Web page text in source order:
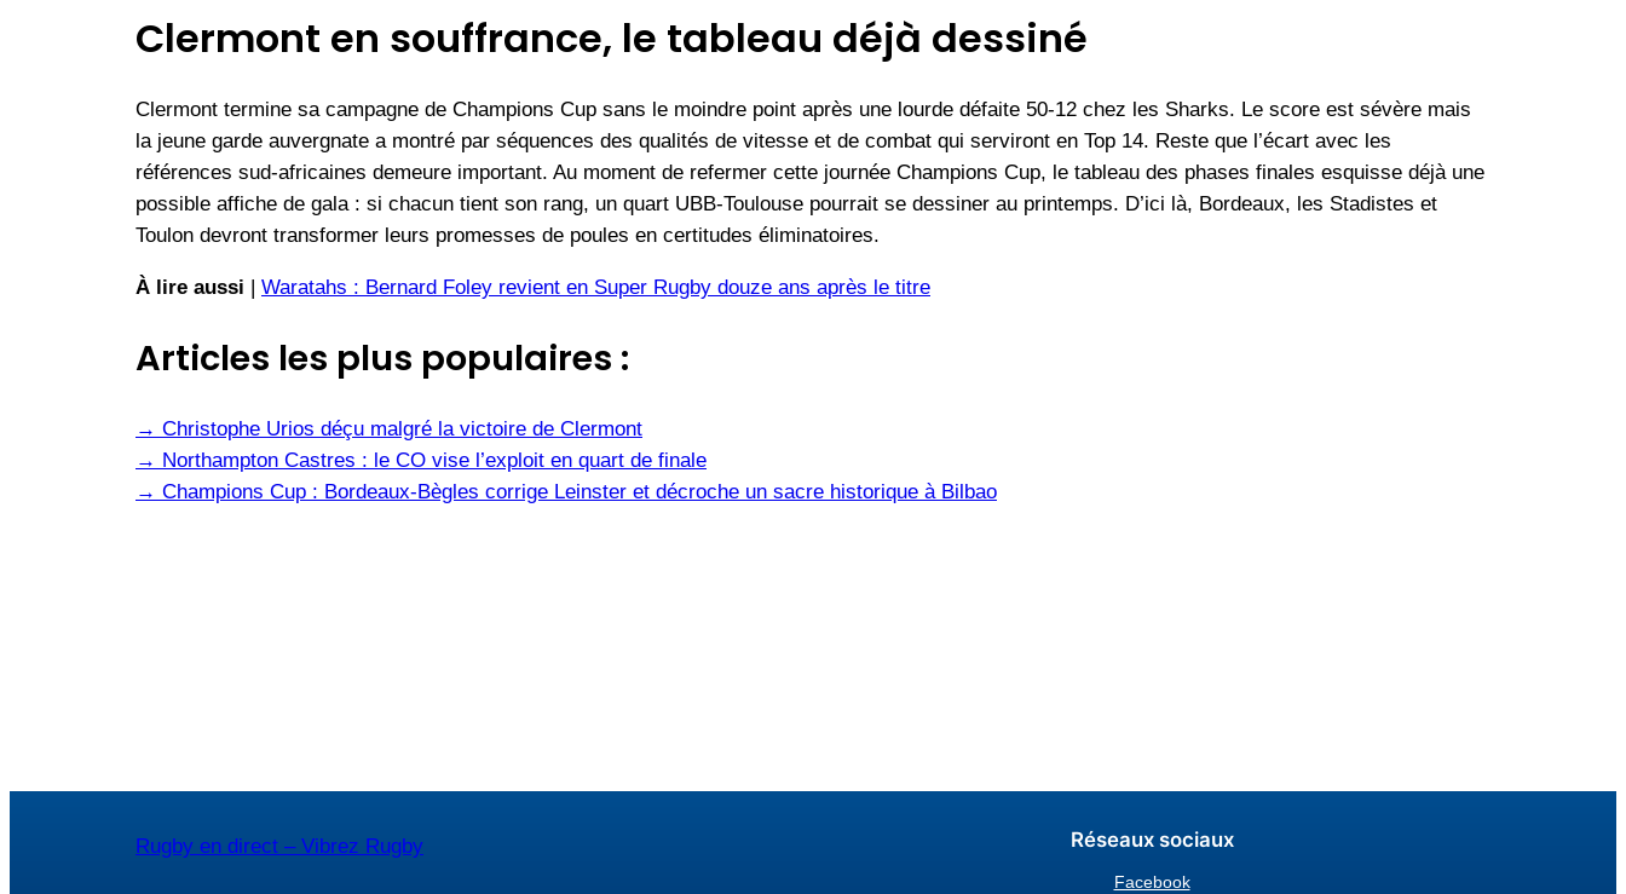
Clermont en souffrance, le tableau déjà dessiné
Clermont termine sa campagne de Champions Cup sans le moindre point après une lourde défaite 50-12 chez les Sharks. Le score est sévère mais
la jeune garde auvergnate a montré par séquences des qualités de vitesse et de combat qui serviront en Top 14. Reste que l’écart avec les
références sud-africaines demeure important. Au moment de refermer cette journée Champions Cup, le tableau des phases finales esquisse déjà une
possible affiche de gala : si chacun tient son rang, un quart UBB-Toulouse pourrait se dessiner au printemps. D’ici là, Bordeaux, les Stadistes et
Toulon devront transformer leurs promesses de poules en certitudes éliminatoires.
À lire aussi | Waratahs : Bernard Foley revient en Super Rugby douze ans après le titre
Articles les plus populaires :
→ Christophe Urios déçu malgré la victoire de Clermont
→ Northampton Castres : le CO vise l’exploit en quart de finale
→ Champions Cup : Bordeaux-Bègles corrige Leinster et décroche un sacre historique à Bilbao
Rugby en direct – Vibrez Rugby Réseaux sociaux
Facebook